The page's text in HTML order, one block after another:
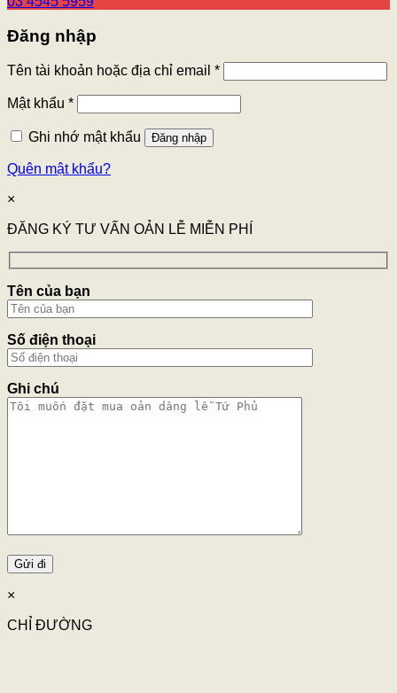
Đăng nhập
Tên tài khoản hoặc địa chỉ email *
Mật khẩu *
Ghi nhớ mật khẩu Đăng nhập
Quên mật khẩu?
×
ĐĂNG KÝ TƯ VẤN OẢN LỄ MIỄN PHÍ
Tên của bạn
Số điện thoại
Ghi chú
×
CHỈ ĐƯỜNG